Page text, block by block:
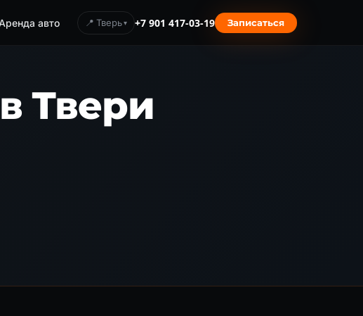
авто 📍 Тверь +7 901 417-03-19 Записаться
Твери